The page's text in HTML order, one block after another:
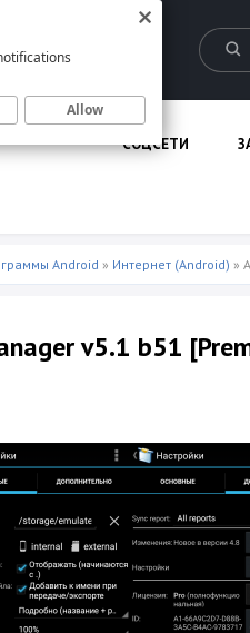
СОЦСЕТИ
Android » Интернет (Android) »
v5.1 b51
Allow